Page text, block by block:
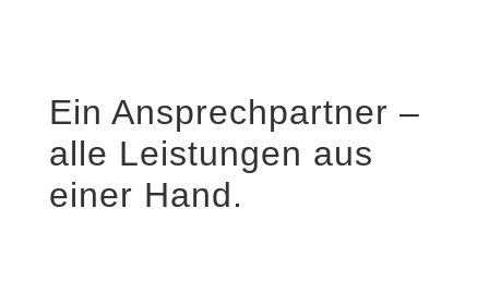
Ein Ansprechpartner –
alle Leistungen aus
einer Hand.